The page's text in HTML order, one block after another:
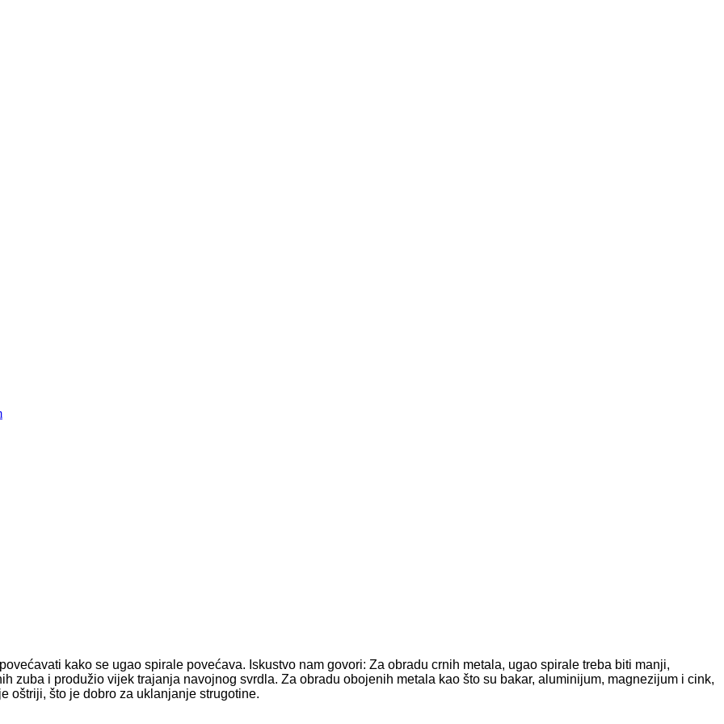
kako se ugao spirale povećava. Iskustvo nam govori: Za obradu crnih metala, ugao spirale treba biti manji,
zuba i produžio vijek trajanja navojnog svrdla. Za obradu obojenih metala kao što su bakar, aluminijum, magnezijum i cink,
oštriji, što je dobro za uklanjanje strugotine.